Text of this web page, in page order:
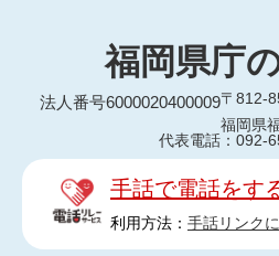
福岡県庁
法人番号6000020400009〒812-
福岡県
代表電話：092-
手話で電話をす
利用方法： 手話リンク